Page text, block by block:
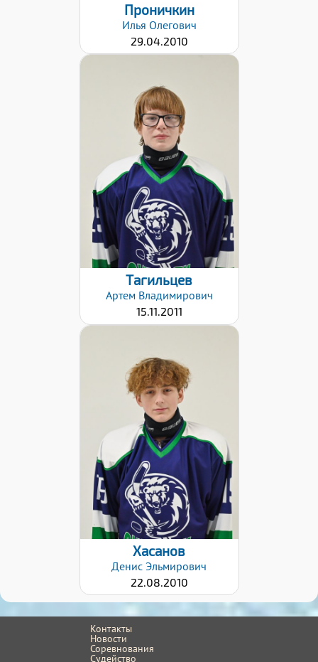
Проничкин
Илья Олегович
29.04.2010
Хват клюшки:
Левый
Дата заявки:
26.01.2021
Тагильцев
Артем Владимирович
15.11.2011
Хват клюшки:
Левый
Дата заявки:
26.01.2021
Хасанов
Денис Эльмирович
22.08.2010
Контакты
Новости
Соревнования
Судейство